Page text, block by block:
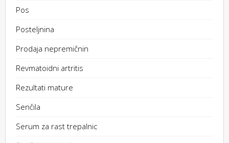
Pos
Posteljnina
Prodaja nepremičnin
Revmatoidni artritis
Rezultati mature
Senčila
Serum za rast trepalnic